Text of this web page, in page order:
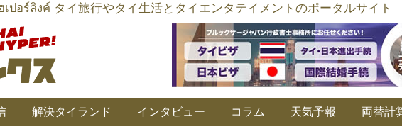
ปอร์ลิงค์ タイ旅行やタイ生活とタイエンタテイメントのポータルサイト
解決タイランド インタビュー コラム 天気予報 両替計